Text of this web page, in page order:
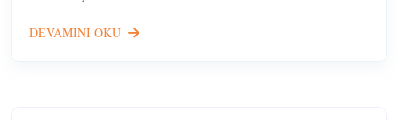
DEVAMINI OKU